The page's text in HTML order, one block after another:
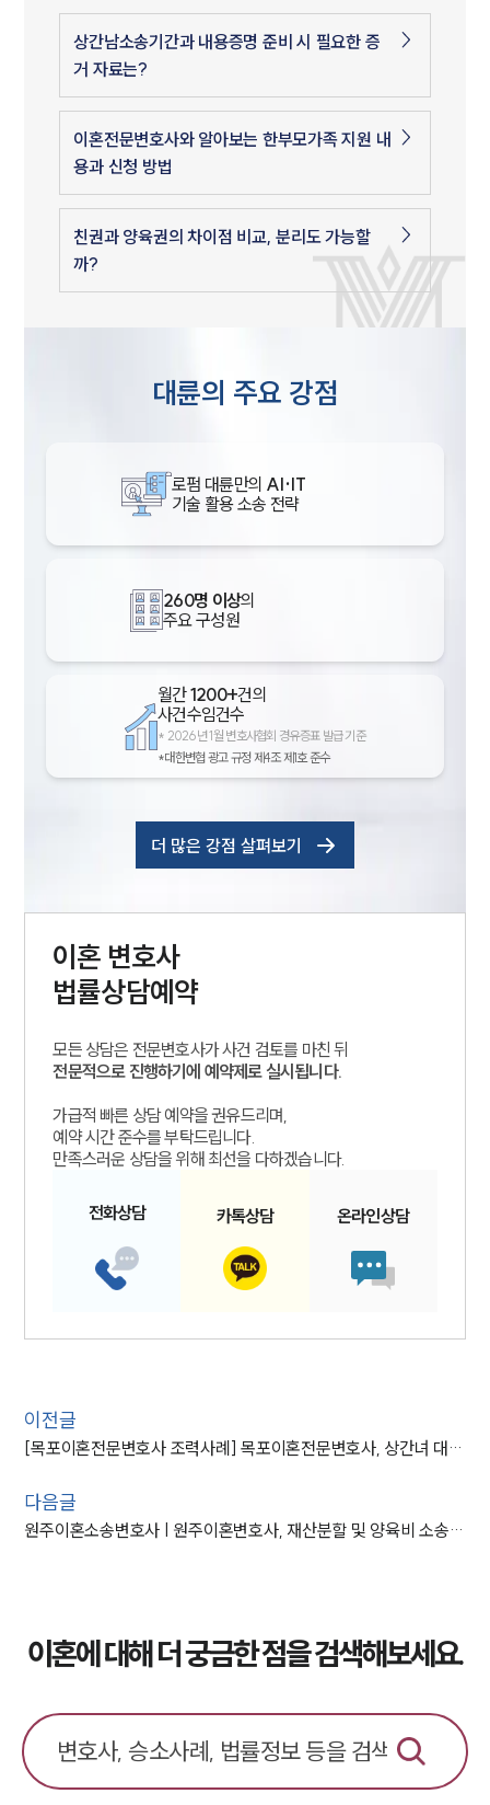
상간남소송기간과 내용증명 준비 시 필요한 증
거 자료는?
이혼전문변호사와 알아보는 한부모가족 지원 내
용과 신청 방법
친권과 양육권의 차이점 비교, 분리도 가능할
까?
대륜의 주요 강점
로펌 대륜만의 AI·IT
기술 활용 소송 전략
260명 이상의
주요 구성원
월간1200+건의
사건수임건수
* 2026년 1월 변호사협회 경유증표 발급 기준
*대한변협 광고 규정 제4조 제1호 준수
더 많은 강점 살펴보기
이혼 변호사
법률상담예약
모든 상담은 전문변호사가 사건 검토를 마친 뒤
전문적으로 진행하기에 예약제로 실시됩니다.
가급적 빠른 상담 예약을 권유드리며,
예약 시간 준수를 부탁드립니다.
만족스러운 상담을 위해 최선을 다하겠습니다.
전화상담 카톡상담 온라인상담
이전글
[목포이혼전문변호사 조력사례] 목포이혼전문변호사, 상간녀 대상으로 한 위자료 청구 위해 부동산 가압류 신청
다음글
원주이혼소송변호사 | 원주이혼변호사, 재산분할 및 양육비 소송 등 승소
이혼에 대해 더 궁금한 점을 검색해보세요.